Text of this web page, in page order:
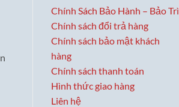
Chính Sách Bảo Hành – Bảo Trì
Chính sách đổi trả hàng
Chính sách bảo mật khách
hàng
Chính sách thanh toán
Hình thức giao hàng
Liên hệ